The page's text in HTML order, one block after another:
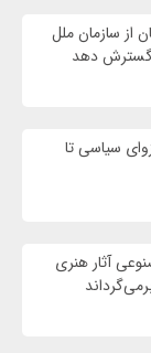
از سازمان ملل
گسترش دهد
سیاسی تا
آثار هنری